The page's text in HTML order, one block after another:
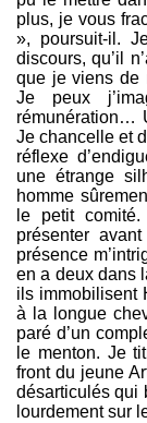
plus, je vous
», poursuit-il.
discours, qu’il
que je viens de
Je peux
rémunération…
Je chancelle et
réflexe
une étrange
homme
le petit
présenter
présence
en a deux dans
ils immobilisent
à la longue
paré d’un
le menton. Je
front du jeune
désarticulés qui
lourdement sur